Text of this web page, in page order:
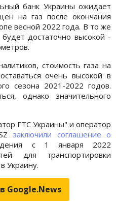
банк Украины ожидает
на газ после окончания
весной 2022 года. В то же
достаточно высокой -
стоимость газа на
очень высокой в
сезона 2021-2022 годов.
однако значительного
ГТС Украины" и оператор
заключили соглашение о
с 1 января 2022
для транспортировки
Украину.
Google.News